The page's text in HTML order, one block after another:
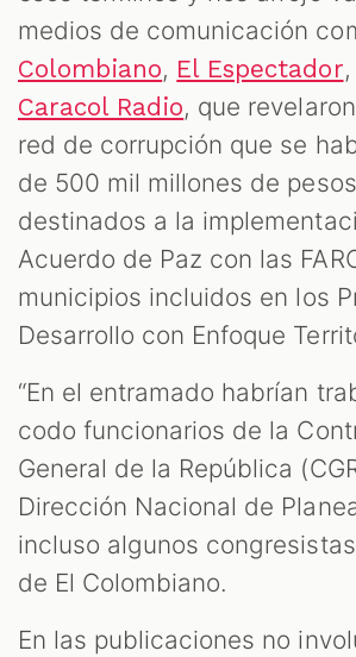
medios de comunicación
Colombiano, El Espectador,
Caracol Radio, que
red de corrupción que se
de 500 mil millones de
destinados a la
Acuerdo de Paz con las
municipios incluidos en los
Desarrollo con Enfoque
“En el entramado habrían
codo funcionarios de la
General de la República
Dirección Nacional de
incluso algunos
de El Colombiano.
En las publicaciones no